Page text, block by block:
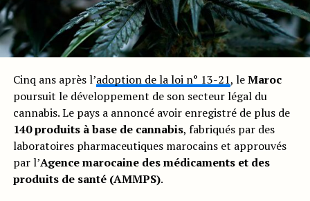
Cinq ans après l’adoption de la loi n° 13-21, leMaroc
poursuit le développement de son secteur légal du
cannabis. Le pays a annoncé avoir enregistré de plus de
140 produits à base de cannabis, fabriqués par des
laboratoires pharmaceutiques marocains et approuvés
par l’Agence marocaine des médicaments et des
produits de santé (AMMPS).